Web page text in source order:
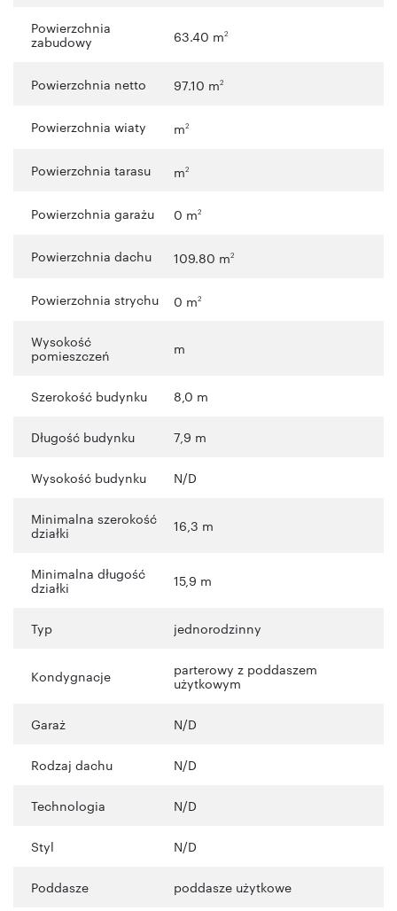
Powierzchnia
zabudowy
63.40 m2
Powierzchnia netto 97.10 m2
Powierzchnia wiaty m2
Powierzchnia tarasu m2
Powierzchnia garażu 0 m2
Powierzchnia dachu 109.80 m2
Powierzchnia strychu 0 m2
Wysokość
pomieszczeń
m
Szerokość budynku 8,0 m
Długość budynku 7,9 m
Wysokość budynku N/D
Minimalna szerokość
działki
16,3 m
Minimalna długość
działki
15,9 m
Typ jednorodzinny
Kondygnacje
parterowy z poddaszem
użytkowym
Garaż N/D
Rodzaj dachu N/D
Technologia N/D
Styl N/D
Poddasze poddasze użytkowe